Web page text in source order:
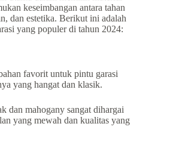
keseimbangan antara tahan
dan estetika. Berikut ini adalah
yang populer di tahun 2024:
favorit untuk pintu garasi
yang hangat dan klasik.
dan mahogany sangat dihargai
yang mewah dan kualitas yang